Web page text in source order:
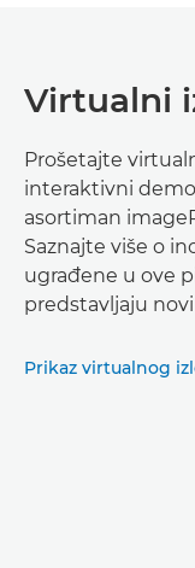
Virtualni
Prošetajte
interaktivni
asortiman
Saznajte više o
ugrađene u ove
predstavljaju
Prikaz virtualnog